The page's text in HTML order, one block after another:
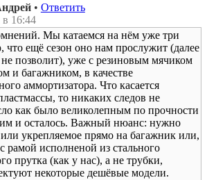
• Ответить
16:44
Мы катаемся на нём уже три
что ещё сезон оно нам прослужит (далее
не позволит), уже с резиновым мячиком
и багажником, в качестве
аммортизатора. Что касается
то никаких следов не
как было великолепным по прочности
и осталось. Важный нюанс: нужно
или укрепляемое прямо на багажник или,
рамой исполненой из стального
прутка (как у нас), а не трубки,
некоторые дешёвые модели.